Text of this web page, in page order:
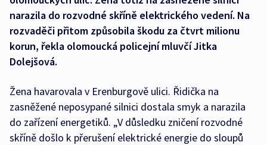
narazila do rozvodné skříně elektrického vedení. Na
rozvaděči přitom způsobila škodu za čtvrt milionu
korun, řekla olomoucká policejní mluvčí Jitka
Dolejšová.
Žena havarovala v Erenburgově ulici. Řidička na
zasněžené neposypané silnici dostala smyk a narazila
do zařízení energetiků. „V důsledku zničení rozvodné
skříně došlo k přerušení elektrické energie do sloupů